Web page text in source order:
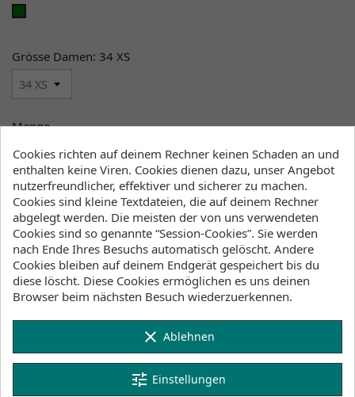
Grösse Damen: 34 XS
Menge
 IN DEN WARENKORB
favorite_border
Liefern wir ab Lager
Verfügbarkeit (Lager, Lieferzeiten)
Lager Wind&Snow
an Lager:
2-4 Werktage
Klicke hier um die Lagerbestände anzuzeigen
Cookies richten auf deinem Rechner keinen Schaden an und
enthalten keine Viren. Cookies dienen dazu, unser Angebot
nutzerfreundlicher, effektiver und sicherer zu machen.
Cookies sind kleine Textdateien, die auf deinem Rechner
abgelegt werden. Die meisten der von uns verwendeten
Cookies sind so genannte “Session-Cookies”. Sie werden
nach Ende Ihres Besuchs automatisch gelöscht. Andere
Cookies bleiben auf deinem Endgerät gespeichert bis du
diese löscht. Diese Cookies ermöglichen es uns deinen
Browser beim nächsten Besuch wiederzuerkennen.
clear Ablehnen
tune Einstellungen